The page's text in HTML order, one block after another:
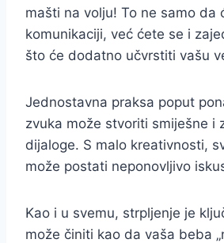
mašti na volju! To ne samo da
komunikaciji, već ćete se i
što će dodatno učvrstiti vašu
Jednostavna praksa poput
zvuka može stvoriti smiješne i
dijaloge. S malo kreativnosti,
može postati neponovljivo
Kao i u svemu, strpljenje je
može činiti kao da vaša beba